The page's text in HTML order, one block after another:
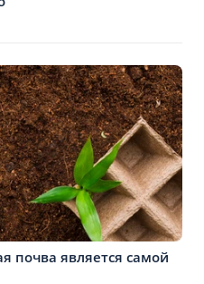
почва является самой